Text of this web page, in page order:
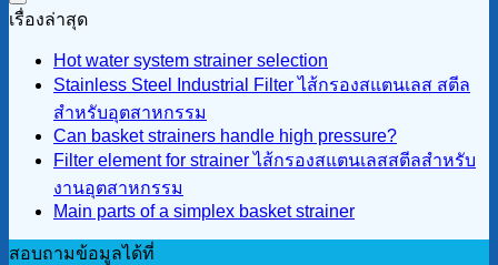
เรื่องล่าสุด
Hot water system strainer selection
Stainless Steel Industrial Filter ไส้กรองสแตนเลส สตีล
สำหรับอุตสาหกรรม
Can basket strainers handle high pressure?
Filter element for strainer ไส้กรองสแตนเลสสตีลสำหรับ
งานอุตสาหกรรม
Main parts of a simplex basket strainer
สอบถามข้อมูลได้ที่